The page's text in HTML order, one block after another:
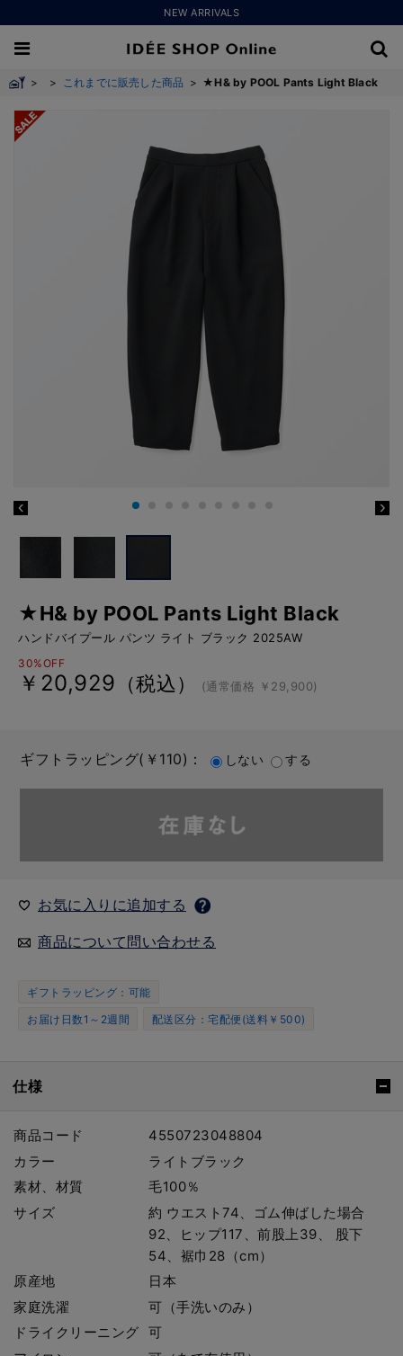
NEW ARRIVALS
> > これまでに販売した商品 > ★H& by POOL Pants Light Black
★H& by POOL Pants Light Black
ハンドバイプール パンツ ライト ブラック 2025AW
30%OFF
￥20,929 （税込） (通常価格 ￥29,900)
ギフトラッピング(￥110)： しない する
お気に入りに追加する
商品について問い合わせる
ギフトラッピング：可能
お届け日数1～2週間
配送区分：宅配便(送料￥500)
仕様
商品コード
4550723048804
カラー
ライトブラック
素材、材質
毛100％
サイズ
約 ウエスト74、ゴム伸ばした場合
92、ヒップ117、前股上39、 股下
54、裾巾28（cm）
原産地
日本
家庭洗濯
可（手洗いのみ）
ドライクリーニング
可